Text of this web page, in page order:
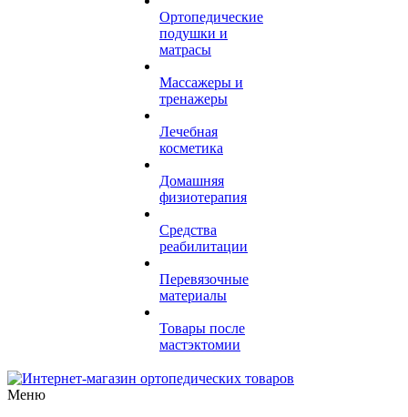
Ортопедические
подушки и
матрасы
Массажеры и
тренажеры
Лечебная
косметика
Домашняя
физиотерапия
Средства
реабилитации
Перевязочные
материалы
Товары после
мастэктомии
Меню